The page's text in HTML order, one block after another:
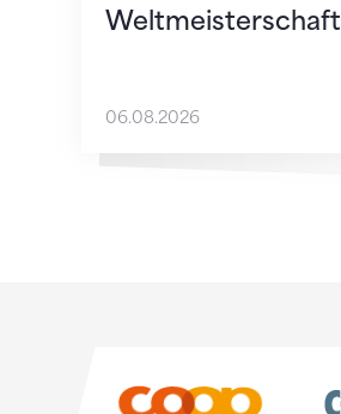
Weltmeisterschaft
06.08.2026